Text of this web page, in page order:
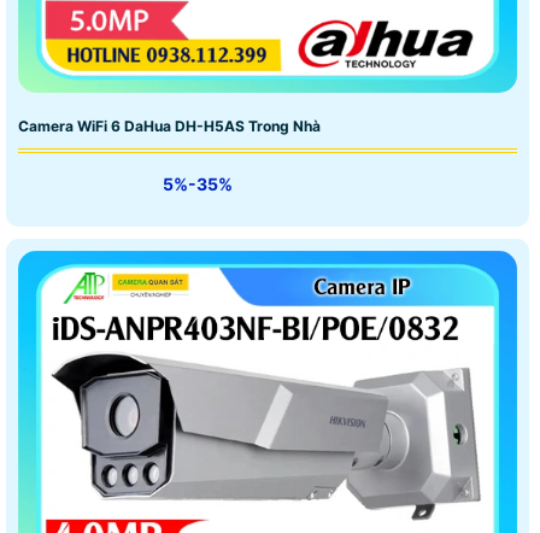
Camera WiFi 6 DaHua DH-H5AS Trong Nhà
5%-35%